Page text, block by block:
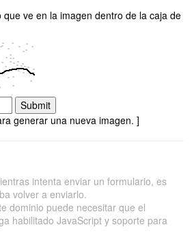
ve en la imagen dentro de la caja de
generar una nueva imagen. ]
intenta enviar un formulario, es
volver a enviarlo.
dominio puede necesitar que el
habilitado JavaScript y soporte para